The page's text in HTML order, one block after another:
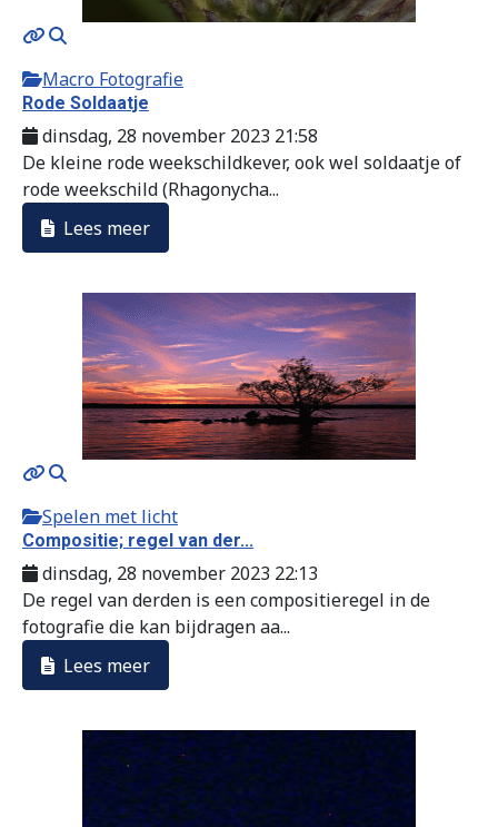
Macro Fotografie
Rode Soldaatje
dinsdag, 28 november 2023 21:58
De kleine rode weekschildkever, ook wel soldaatje of
rode weekschild (Rhagonycha...
Lees meer
Spelen met licht
Compositie; regel van der...
dinsdag, 28 november 2023 22:13
De regel van derden is een compositieregel in de
fotografie die kan bijdragen aa...
Lees meer